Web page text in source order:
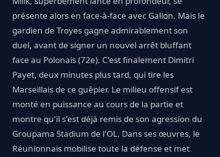
présente alors en face-à-face avec Gallon. Mais le
gardien de Troyes gagne admirablement son
duel, avant de signer un nouvel arrêt bluffant
face au Polonais (72e). C'est finalement Dimitri
Payet, deux minutes plus tard, qui tire les
Marseillais de ce guêpier. Le milieu offensif est
monté en puissance au cours de la partie et
montre qu'il s'est déjà remis de son agression du
Groupama Stadium de l'OL. Dans ses œuvres, le
Réunionnais mobilise toute la défense et met